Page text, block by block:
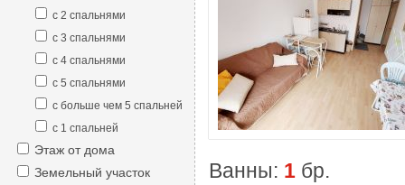
с 2 спальнями
с 3 спальнями
с 4 спальнями
с 5 спальнями
с больше чем 5 спальней
с 1 спальней
Этаж от дома
Земельный участок
Ванны: 1 бр.